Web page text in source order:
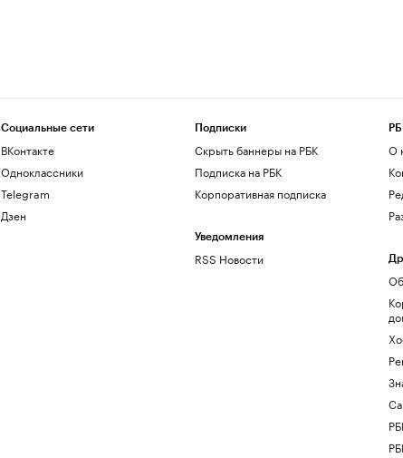
Социальные сети
ВКонтакте
Одноклассники
Telegram
Дзен
Подписки
Скрыть баннеры на РБК
Подписка на РБК
Корпоративная подписка
Уведомления
RSS Новости
О